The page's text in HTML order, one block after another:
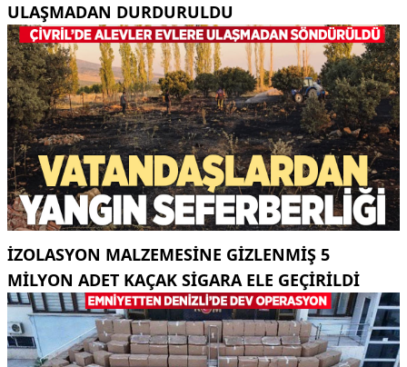
ULAŞMADAN DURDURULDU
İZOLASYON MALZEMESINE GIZLENMIŞ 5
MILYON ADET KAÇAK SIGARA ELE GEÇIRILDI